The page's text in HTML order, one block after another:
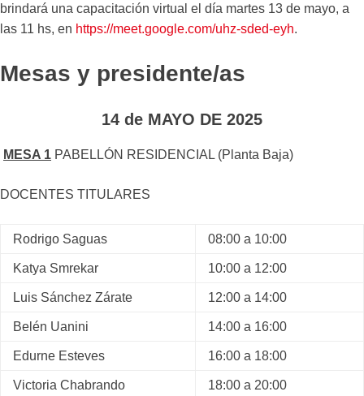
brindará una capacitación virtual el día martes 13 de mayo, a
las 11 hs, en https://meet.google.com/uhz-sded-eyh.
Mesas y presidente/as
14 de MAYO DE 2025
MESA 1 PABELLÓN RESIDENCIAL (Planta Baja)
DOCENTES TITULARES
Rodrigo Saguas 08:00 a 10:00
Katya Smrekar 10:00 a 12:00
Luis Sánchez Zárate 12:00 a 14:00
Belén Uanini 14:00 a 16:00
Edurne Esteves 16:00 a 18:00
Victoria Chabrando 18:00 a 20:00